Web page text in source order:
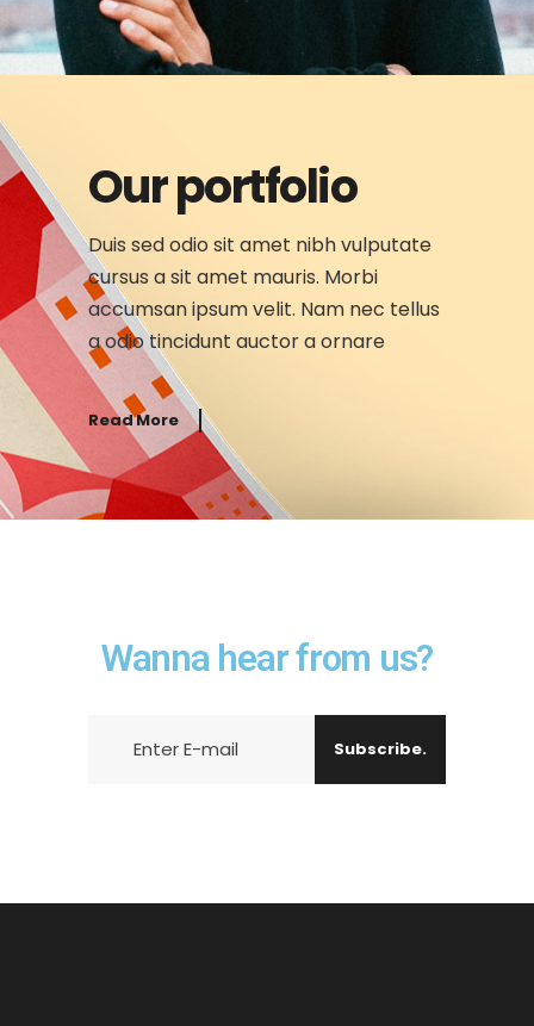
Our portfolio
Duis sed odio sit amet nibh vulputate
cursus a sit amet mauris. Morbi
accumsan ipsum velit. Nam nec tellus
a odio tincidunt auctor a ornare
Read More
Wanna hear from us?
Subscribe.